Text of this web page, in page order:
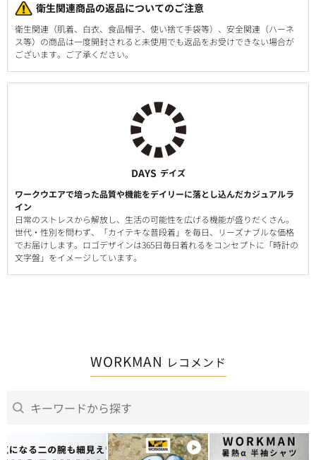
衛生関連商品の返品についてのご注意
衛生関連（肌着、白衣、食品帽子、使い捨て手袋等）、安全関連（ハーネ
ス等）の商品は一度開封されると未使用でも返品をお受けできない場合が
ございます。ご了承ください。
DAYS デイズ
ワークウエアで培った品質や機能をデイリーに落とし込んだカジュアルラ
イン
日常のストレスから解放し、生活の可能性を広げる機能が盛りだくさん。
世代・性別を問わず、「カイテキな普段着」を毎日、リーズナブルな価格
でお届けします。ロゴデザインは365日毎日着れるをコンセプトに「時計の
文字盤」をイメージしています。
WORKMAN レコメンド